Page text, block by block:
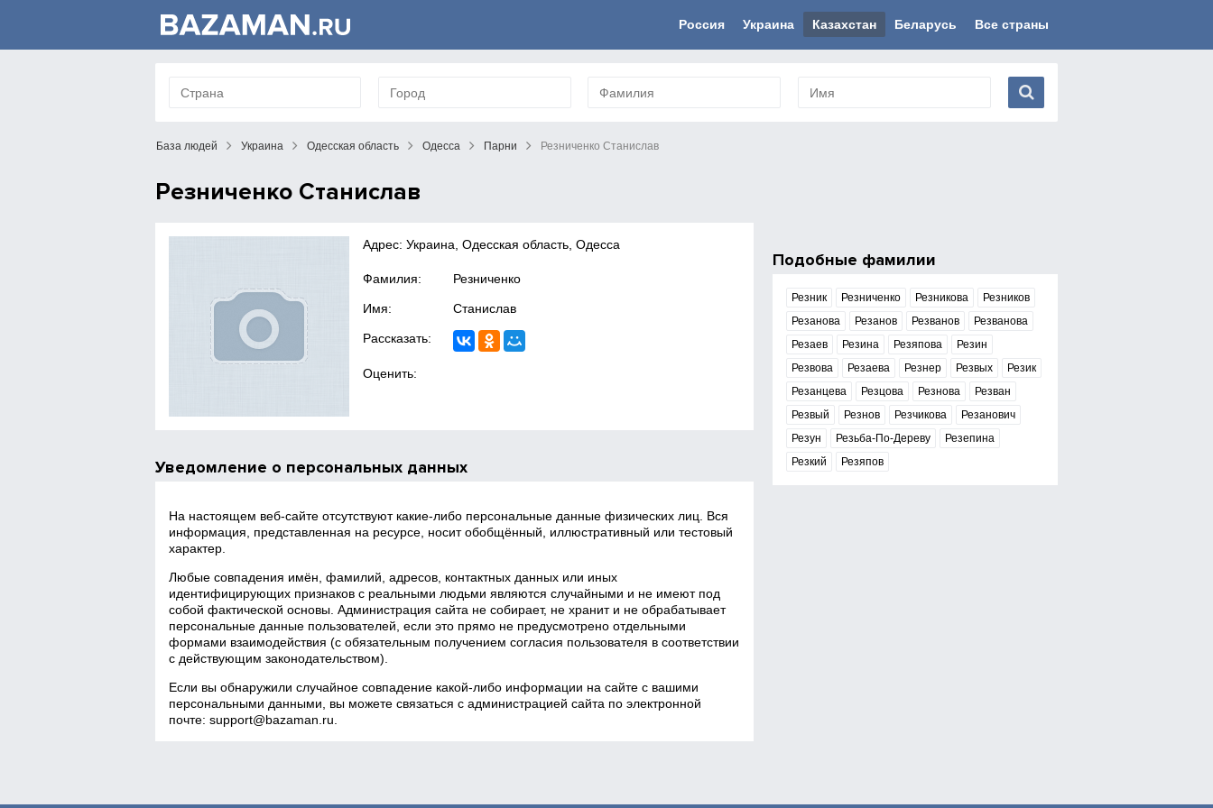
Россия Украина Казахстан Беларусь Все страны
База людей Украина Одесская область Одесса Парни Резниченко Станислав
Резниченко Станислав
Адрес: Украина, Одесская область, Одесса
Фамилия: Резниченко
Имя: Станислав
Рассказать:
Оценить:
Уведомление о персональных данных
На настоящем веб‑сайте отсутствуют какие‑либо персональные данные физических лиц. Вся
информация, представленная на ресурсе, носит обобщённый, иллюстративный или тестовый
характер.
Любые совпадения имён, фамилий, адресов, контактных данных или иных
идентифицирующих признаков с реальными людьми являются случайными и не имеют под
собой фактической основы. Администрация сайта не собирает, не хранит и не обрабатывает
персональные данные пользователей, если это прямо не предусмотрено отдельными
формами взаимодействия (с обязательным получением согласия пользователя в соответствии
с действующим законодательством).
Если вы обнаружили случайное совпадение какой‑либо информации на сайте с вашими
персональными данными, вы можете связаться с администрацией сайта по электронной
почте:support@bazaman.ru
Подобные фамилии
Резник Резниченко Резникова
Резников
Резанова
Резанов Резванов
Резванова
Резаев
Резина Резяпова
Резин
Резвова
Резаева Резнер Резвых
Резик
Резанцева
Резцова Резнова
Резван
Резвый
Резнов Резчикова
Резанович
Резун
Резьба-По-Дереву
Резепина
Резкий
Резяпов